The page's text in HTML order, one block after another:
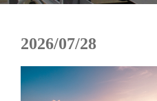
2026/07/28